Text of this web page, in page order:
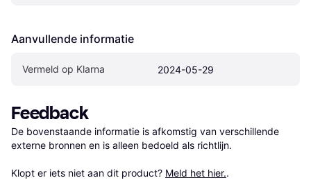
Aanvullende informatie
Vermeld op Klarna 2024-05-29
Feedback
De bovenstaande informatie is afkomstig van verschillende
externe bronnen en is alleen bedoeld als richtlijn.
Klopt er iets niet aan dit product? Meld het hier..